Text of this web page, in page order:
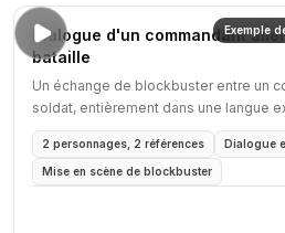
Exemple
Dialogue d'un commandant
bataille
Un échange de blockbuster entre un
soldat, entièrement dans une langue
2 personnages, 2 références Dialogue
Mise en scène de blockbuster